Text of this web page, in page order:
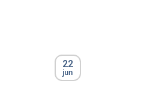
22
jun